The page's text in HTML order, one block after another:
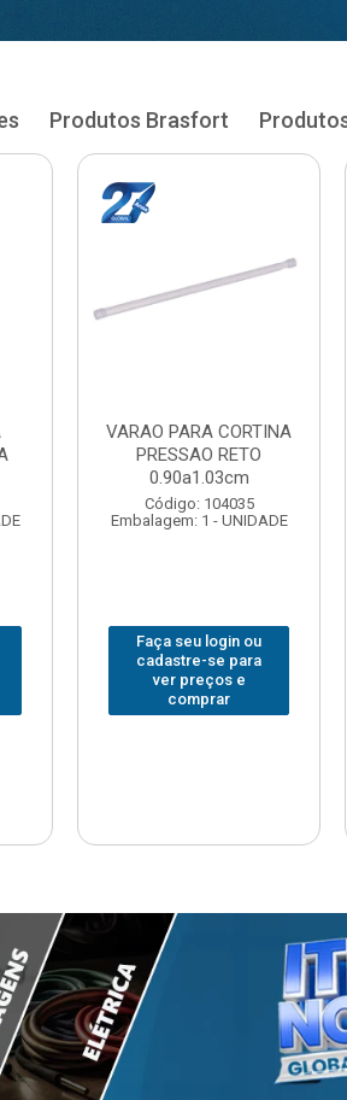
Produtos Brasfort
VARAO PARA CORTINA
PRESSAO RETO
1.20a1.33cm
Código: 104051
Embalagem: 1 - UNIDADE
Faça seu login ou
cadastre-se para
ver preços e
comprar